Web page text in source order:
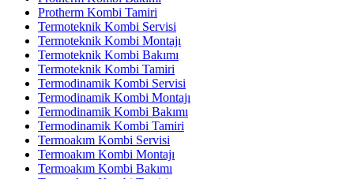
Protherm Kombi Tamiri
Termoteknik Kombi Servisi
Termoteknik Kombi Montajı
Termoteknik Kombi Bakımı
Termoteknik Kombi Tamiri
Termodinamik Kombi Servisi
Termodinamik Kombi Montajı
Termodinamik Kombi Bakımı
Termodinamik Kombi Tamiri
Termoakım Kombi Servisi
Termoakım Kombi Montajı
Termoakım Kombi Bakımı